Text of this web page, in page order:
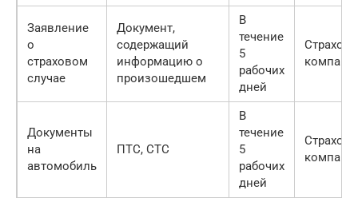
Заявление
о
страховом
случае
Документ,
содержащий
информацию о
произошедшем
В
течение
5
рабочих
дней
Документы
на
автомобиль
ПТС, СТС
В
течение
5
рабочих
дней